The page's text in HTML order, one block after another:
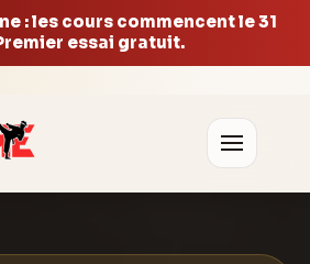
: les cours commencent le 31
essai gratuit.